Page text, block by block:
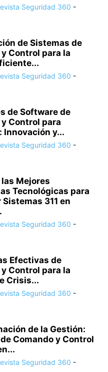
Seguridad 360 -
de Sistemas de
Control para la
Seguridad 360 -
de Software de
Control para
Innovación y...
Seguridad 360 -
Mejores
Tecnológicas para
311 en
Seguridad 360 -
Efectivas de
Control para la
Crisis...
Seguridad 360 -
de la Gestión:
Comando y Control
Seguridad 360 -